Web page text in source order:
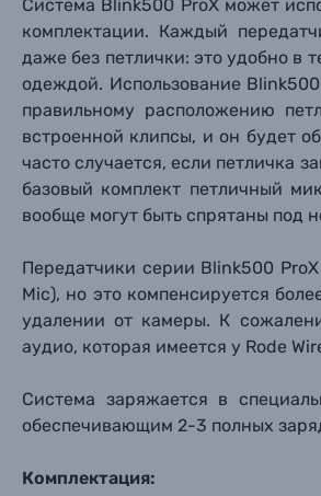
Материалы
Осветительное
Фотоальбомы
Книги о фотографии,
Солнцезащитные очки
Б/У фототехника
Система Blink500 ProX может
комплектации. Каждый
даже без петлички: это удобно в
одеждой. Использование
правильному расположению
встроенной клипсы, и он будет
часто случается, если петличка
базовый комплект петличный
вообще могут быть спрятаны под
Передатчики серии Blink500
Mic), но это компенсируется
удалении от камеры. К
аудио, которая имеется у Rode
Система заряжается в
обеспечивающим 2-3 полных
Комплектация: